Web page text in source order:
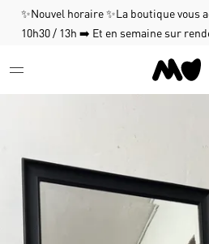
✨Nouvel horaire ✨La boutique vous
10h30 / 13h ➡️ Et en semaine sur